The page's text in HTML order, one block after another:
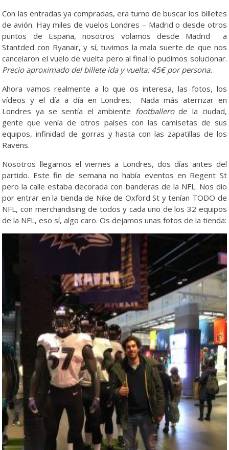
Con las entradas ya compradas, era turno de buscar los billetes
de avión. Hay miles de vuelos Londres – Madrid o desde otros
puntos de España, nosotros volamos desde Madrid a
Stantded con Ryanair, y sí, tuvimos la mala suerte de que nos
cancelaron el vuelo de vuelta pero al final lo pudimos solucionar.
Precio aproximado del billete ida y vuelta: 45€ por persona.
Ahora vamos realmente a lo que os interesa, las fotos, los
vídeos y el día a día en Londres. Nada más aterrizar en
Londres ya se sentía el ambiente footballerode la ciudad,
gente que venía de otros países con las camisetas de sus
equipos, infinidad de gorras y hasta con las zapatillas de los
Ravens.
Nosotros llegamos el viernes a Londres, dos días antes del
partido. Este fin de semana no había eventos en Regent St
pero la calle estaba decorada con banderas de la NFL. Nos dio
por entrar en la tienda de Nike de Oxford St y tenían TODO de
NFL, con merchandising de todos y cada uno de los 32 equipos
de la NFL, eso sí, algo caro. Os dejamos unas fotos de la tienda: